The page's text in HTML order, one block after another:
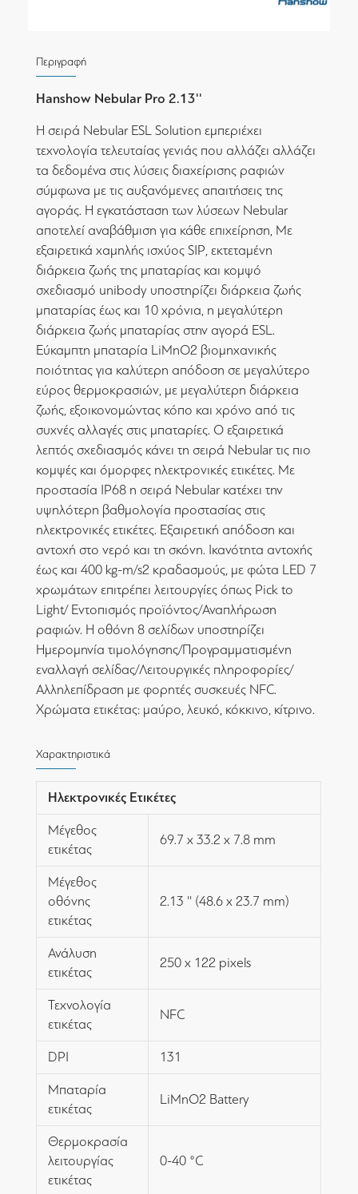
Περιγραφή
Hanshow Nebular Pro 2.13''
Η σειρά Nebular ESL Solution εμπεριέχει
τεχνολογία τελευταίας γενιάς που αλλάζει αλλάζει
τα δεδομένα στις λύσεις διαχείρισης ραφιών
σύμφωνα με τις αυξανόμενες απαιτήσεις της
αγοράς. Η εγκατάσταση των λύσεων Nebular
αποτελεί αναβάθμιση για κάθε επιχείρηση, Με
εξαιρετικά χαμηλής ισχύος SIP, εκτεταμένη
διάρκεια ζωής της μπαταρίας και κομψό
σχεδιασμό unibody υποστηρίζει διάρκεια ζωής
μπαταρίας έως και 10 χρόνια, η μεγαλύτερη
διάρκεια ζωής μπαταρίας στην αγορά ESL.
Εύκαμπτη μπαταρία LiMnO2 βιομηχανικής
ποιότητας για καλύτερη απόδοση σε μεγαλύτερο
εύρος θερμοκρασιών, με μεγαλύτερη διάρκεια
ζωής, εξοικονομώντας κόπο και χρόνο από τις
συχνές αλλαγές στις μπαταρίες. Ο εξαιρετικά
λεπτός σχεδιασμός κάνει τη σειρά Nebular τις πιο
κομψές και όμορφες ηλεκτρονικές ετικέτες. Με
προστασία IP68 η σειρά Nebular κατέχει την
υψηλότερη βαθμολογία προστασίας στις
ηλεκτρονικές ετικέτες. Εξαιρετική απόδοση και
αντοχή στο νερό και τη σκόνη. Ικανότητα αντοχής
έως και 400 kg-m/s2 κραδασμούς, με φώτα LED 7
χρωμάτων επιτρέπει λειτουργίες όπως Pick to
Light/ Εντοπισμός προϊόντος/Αναπλήρωση
ραφιών. Η οθόνη 8 σελίδων υποστηρίζει
Ημερομηνία τιμολόγησης/Προγραμματισμένη
εναλλαγή σελίδας/Λειτουργικές πληροφορίες/
Αλληλεπίδραση με φορητές συσκευές NFC.
Χρώματα ετικέτας: μαύρο, λευκό, κόκκινο, κίτρινο.
Χαρακτηριστικά
Ηλεκτρονικές Ετικέτες
Μέγεθος
ετικέτας
69.7 x 33.2 x 7.8 mm
Μέγεθος
οθόνης
ετικέτας
2.13 '' (48.6 x 23.7 mm)
Ανάλυση
ετικέτας
250 x 122 pixels
Τεχνολογία
ετικέτας
NFC
DPI 131
Μπαταρία
ετικέτας
LiMnO2 Battery
Θερμοκρασία
λειτουργίας
ετικέτας
0-40 ‎°C